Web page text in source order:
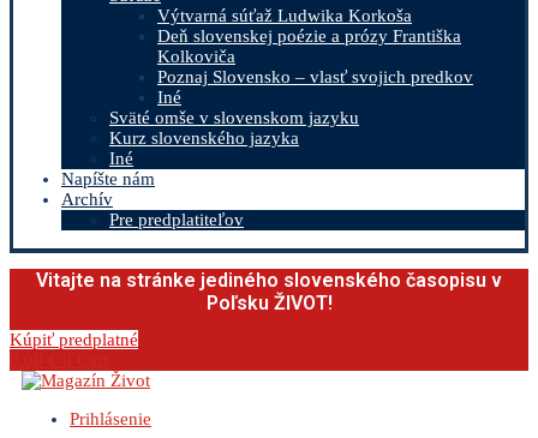
Výtvarná súťaž Ludwika Korkoša
Deň slovenskej poézie a prózy Františka
Kolkoviča
Poznaj Slovensko – vlasť svojich predkov
Iné
Sväté omše v slovenskom jazyku
Kurz slovenského jazyka
Iné
Napíšte nám
Archív
Pre predplatiteľov
Vitajte na stránke jediného slovenského časopisu v
Poľsku ŽIVOT!
Kúpiť predplatné
Prihlásenie